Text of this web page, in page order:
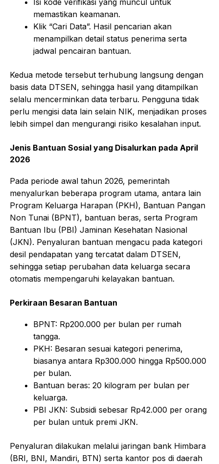
memastikan keamanan.
Klik “Cari Data”. Hasil pencarian akan
menampilkan detail status penerima serta
jadwal pencairan bantuan.
Kedua metode tersebut terhubung langsung dengan
basis data DTSEN, sehingga hasil yang ditampilkan
selalu mencerminkan data terbaru. Pengguna tidak
perlu mengisi data lain selain NIK, menjadikan proses
lebih simpel dan mengurangi risiko kesalahan input.
Jenis Bantuan Sosial yang Disalurkan pada April
2026
Pada periode awal tahun 2026, pemerintah
menyalurkan beberapa program utama, antara lain
Program Keluarga Harapan (PKH), Bantuan Pangan
Non Tunai (BPNT), bantuan beras, serta Program
Bantuan Ibu (PBI) Jaminan Kesehatan Nasional
(JKN). Penyaluran bantuan mengacu pada kategori
desil pendapatan yang tercatat dalam DTSEN,
sehingga setiap perubahan data keluarga secara
otomatis mempengaruhi kelayakan bantuan.
Perkiraan Besaran Bantuan
BPNT: Rp200.000 per bulan per rumah
tangga.
PKH: Besaran sesuai kategori penerima,
biasanya antara Rp300.000 hingga Rp500.000
per bulan.
Bantuan beras: 20 kilogram per bulan per
keluarga.
PBI JKN: Subsidi sebesar Rp42.000 per orang
per bulan untuk premi JKN.
Penyaluran dilakukan melalui jaringan bank Himbara
(BRI, BNI, Mandiri, BTN) serta kantor pos di daerah